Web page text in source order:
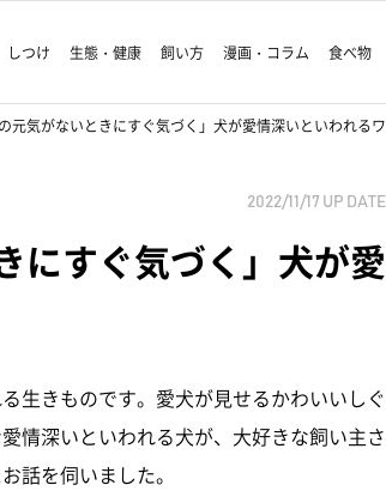
しつけ 生態・健康 飼い方 漫画・コラム 食べ物
元気がないときにすぐ気づく」犬が愛情深いといわれる
2022/11/17 UP DATE
にすぐ気づく」犬が愛
生きものです。愛犬が見せるかわいいしぐ
情深いといわれる犬が、大好きな飼い主さ
話を伺いました。